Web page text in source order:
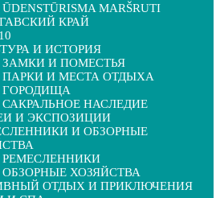
ŪDENSTŪRISMA MARŠRUTI
КРАЙ
И ИСТОРИЯ
ЗАМКИ И ПОМЕСТЬЯ
ПАРКИ И МЕСТА ОТДЫХА
ГОРОДИЩА
САКРАЛЬНОЕ НАСЛЕДИЕ
И ЭКСПОЗИЦИИ
И ОБЗОРНЫЕ
РЕМЕСЛЕННИКИ
ОБЗОРНЫЕ ХОЗЯЙСТВА
ОТДЫХ И ПРИКЛЮЧЕНИЯ